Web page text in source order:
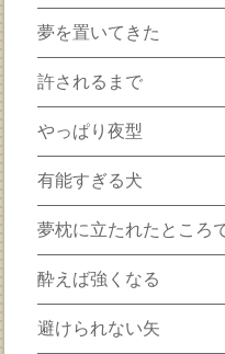
夢を置いてきた
許されるまで
やっぱり夜型
有能すぎる犬
夢枕に立たれたところ
酔えば強くなる
避けられない矢